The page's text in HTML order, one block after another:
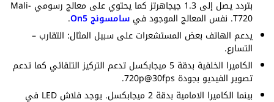
بتردد يصل إلى 1.3 جيجاهرتز كما يحتوي على معالج رسومي Mali-
T720. نفس المعالج الموجود في سامسونج On5
.
يدعم الهاتف بعض المستشعرات على سبيل المثال: التقارب –
التسارع.
الكاميرا الخلفية بدقة 5 ميجابكسل تدعم التركيز التلقائي كما تدعم
تصوير الفيديو بجودة 720p@30fps.
بينما الكاميرا الامامية بدقة 2 ميجابكسل. يوجد فلاش LED في